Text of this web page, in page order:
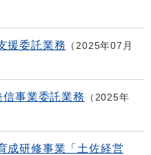
援委託業務
2025年07月
事業委託業務
2025年
成研修事業「土佐経営